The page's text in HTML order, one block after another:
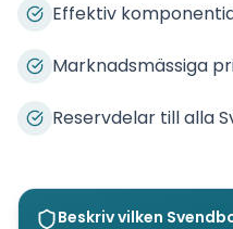
Effektiv
Marknadsmässiga
Reservdelar till alla
Beskriv vilken